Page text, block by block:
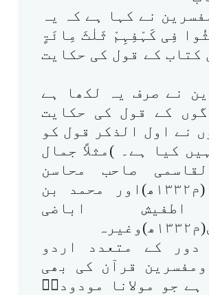
نے کہا ہے کہ یہ
فِی کَہْفِہِمْ ثَلٰثَ مِائَۃٍ
کتاب کے قول کی حکایت
نے صرف یہ لکھا ہے
کے قول کی حکایت
نے اول الذکر قول کو
کیا ہے۔ )مثلاً جمال
صاحب محاسن
التاویل (م۱۳۳۲ھ)اور محمد بن
اطفیش اباضی
دور کے متعدد اردو
قرآن کی بھی
ہے جو مولانا مودودیؒ